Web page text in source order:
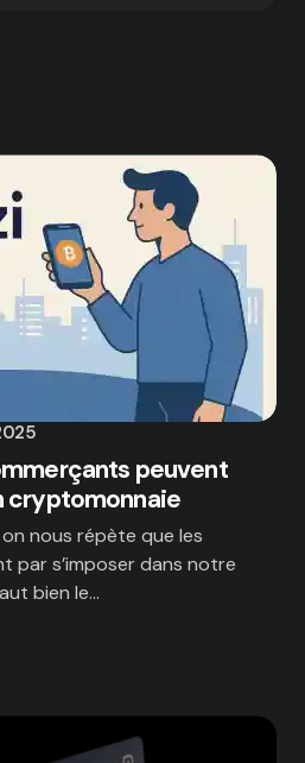
peuvent
cryptomonnaie
nous répète que les
par s’imposer dans notre
bien le…